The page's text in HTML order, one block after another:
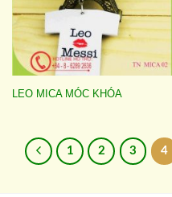
LEO MICA MÓC KHÓA
1 2 3 4